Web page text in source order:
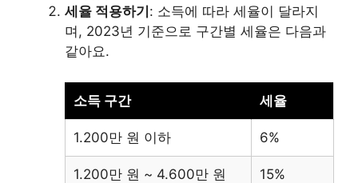
세율 적용하기 : 소득에 따라 세율이 달라지
며, 2023년 기준으로 구간별 세율은 다음과
같아요.
소득 구간 세율
1.200만 원 이하 6%
1.200만 원 ~ 4.600만 원 15%